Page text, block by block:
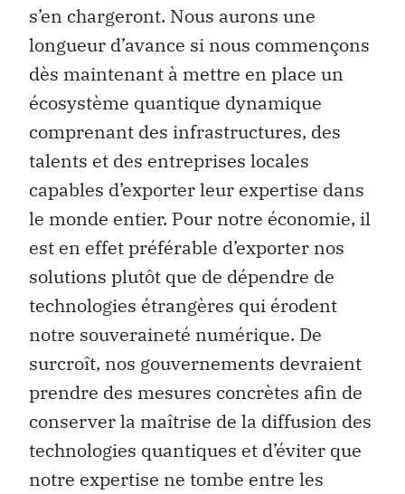
s’en chargeront. Nous aurons une
longueur d’avance si nous commençons
dès maintenant à mettre en place un
écosystème quantique dynamique
comprenant des infrastructures, des
talents et des entreprises locales
capables d’exporter leur expertise dans
le monde entier. Pour notre économie, il
est en effet préférable d’exporter nos
solutions plutôt que de dépendre de
technologies étrangères qui érodent
notre souveraineté numérique. De
surcroît, nos gouvernements devraient
prendre des mesures concrètes afin de
conserver la maîtrise de la diffusion des
technologies quantiques et d’éviter que
notre expertise ne tombe entre les